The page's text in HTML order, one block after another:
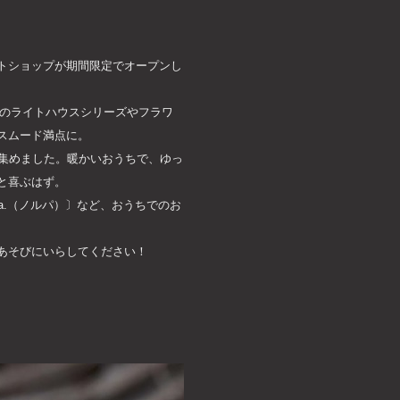
ショップが期間限定でオープンし
ライトハウスシリーズやフラワ
ード満点に。
めました。暖かいおうちで、ゆっ
ぶはず。
（ノルパ）〕など、おうちでのお
びにいらしてください！